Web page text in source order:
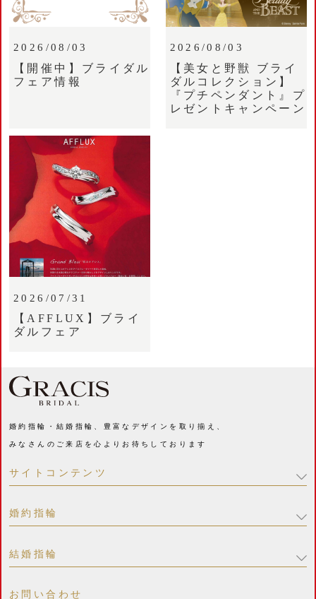
2026/08/03
【開催中】ブライダル
フェア情報
2026/08/03
【美女と野獣 ブライ
ダルコレクション】
『プチペンダント』プ
レゼントキャンペーン
2026/07/31
【AFFLUX】ブライ
ダルフェア
婚約指輪・結婚指輪、豊富なデザインを取り揃え、
みなさんのご来店を心よりお待ちしております
サイトコンテンツ
婚約指輪
結婚指輪
お問い合わせ